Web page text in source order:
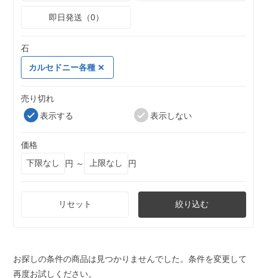
即日発送（0）
石
カルセドニー各種
売り切れ
表示する
表示しない
価格
円 ～
円
リセット 絞り込む
お探しの条件の商品は見つかりませんでした。条件を変更して
再度お試しください。